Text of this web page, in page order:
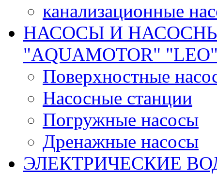
канализационные
НАСОСЫ И
"AQUAMOTOR"
Поверхностные
Насосные станции
Погружные насосы
Дренажные насосы
ЭЛЕКТРИЧЕСКИЕ